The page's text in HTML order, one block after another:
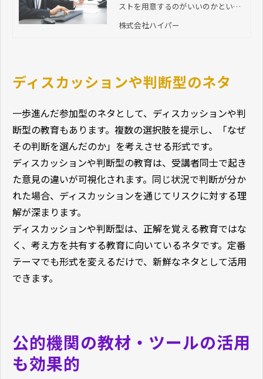
ストを用意するのがいいのかという
視点から整理します。クイズ形式に
した際の役割や限界に関する情報も
株式会社ハイパー
ディスカッションや判断型のネタ
一歩進んだ参加型のネタとして、ディスカッションや判
断型の教育もあります。複数の選択肢を提示し、「なぜ
その判断を選んだのか」を考えさせる形式です。
ディスカッションや判断型の教育は、受講者同士で起き
た意見の違いが可視化されます。同じ状況で判断が分か
れた場合、ディスカッションを通じてリスクに対する理
解が深まります。
ディスカッションや判断型は、正解を覚える教育ではな
く、考え方を共有する教育に向いているネタです。定番
テーマでも形式を変えるだけで、新鮮なネタとして活用
できます。
公的機関の教材・ツールの活用
も効果的